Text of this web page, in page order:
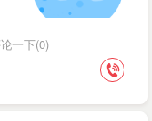
一下(0)